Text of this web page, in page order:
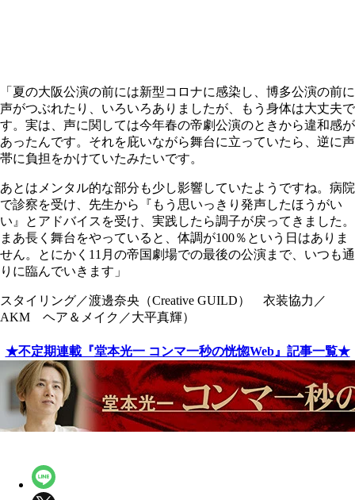
「夏の大阪公演の前には新型コロナに感染し、博多公演の前に
声がつぶれたり、いろいろありましたが、もう身体は大丈夫で
す。実は、声に関しては今年春の帝劇公演のときから違和感が
あったんです。それを庇いながら舞台に立っていたら、逆に声
帯に負担をかけていたみたいです。
あとはメンタル的な部分も少し影響していたようですね。病院
で診察を受け、先生から『もう思いっきり発声したほうがい
い』とアドバイスを受け、実践したら調子が戻ってきました。
まあ長く舞台をやっていると、体調が100％という日はありま
せん。とにかく11月の帝国劇場での最後の公演まで、いつも通
りに臨んでいきます」
スタイリング／渡邊奈央（Creative GUILD） 衣装協力／
AKM ヘア＆メイク／大平真輝）
★不定期連載『堂本光一 コンマ一秒の恍惚Web』記事一覧★